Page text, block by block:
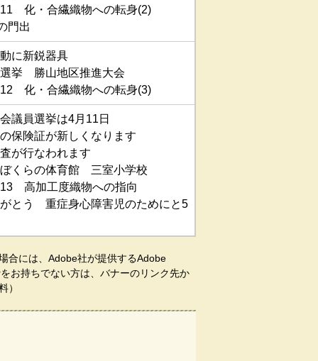
11 化・合繊織物への転身(2)
門出
に新鋭器具
選挙 勝山地区推進大会
12 化・合繊織物への転身(3)
議員選挙は4月11日
保険証が新しくなります
が行なわれます
ぼくらの体育館 三室小学校
13 高加工度織物への指向
がとう 重症身心障害児のためにと5
合には、Adobe社が提供するAdobe
お持ちでない方は、バナーのリンク先か
）